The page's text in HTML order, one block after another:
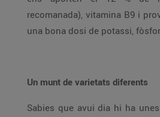
recomanada), vitamina B9 i
una bona dosi de potassi,
Un munt de varietats diferents
Sabies que avui dia hi ha